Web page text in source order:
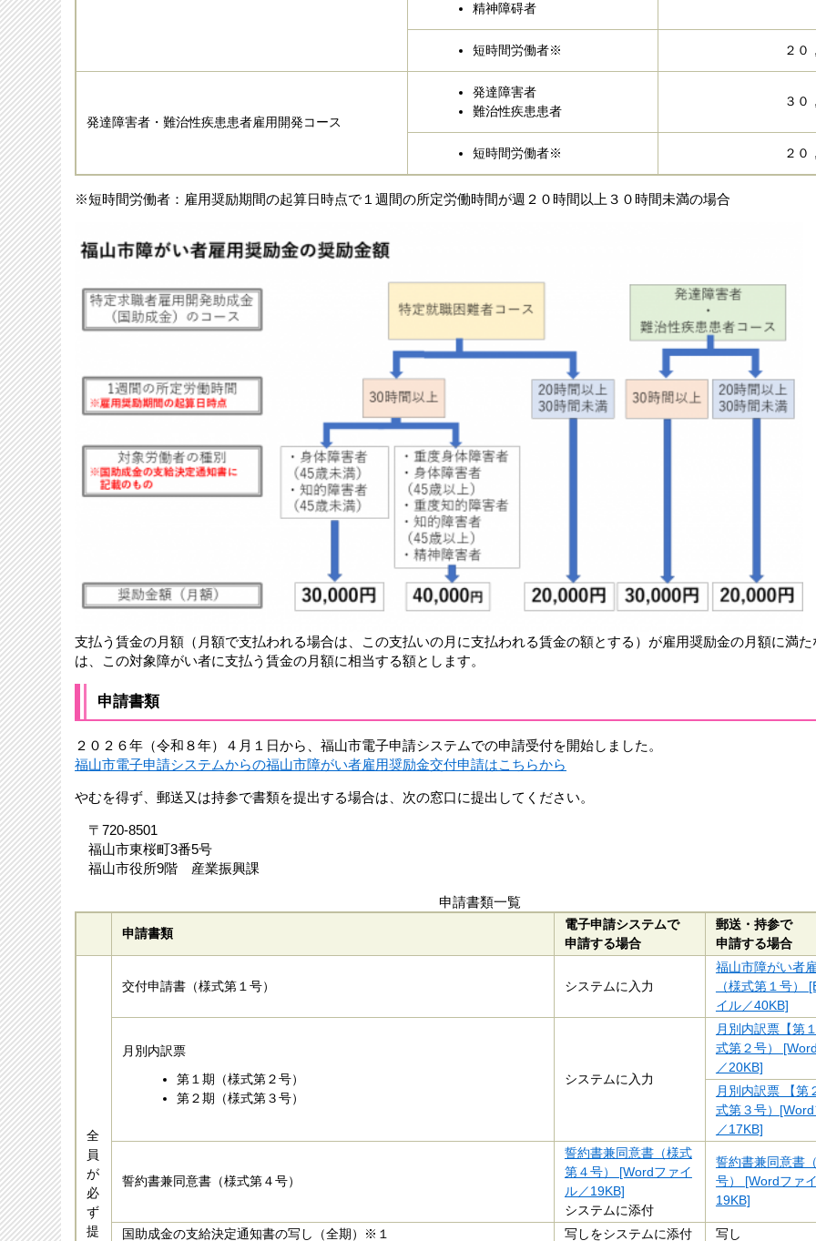
精神障碍者
短時間労働者※ ２０
発達障害者・難治性疾患患者雇用開発コース
発達障害者
難治性疾患患者
３０
短時間労働者※ ２０
※短時間労働者：雇用奨励期間の起算日時点で１週間の所定労働時間が週２０時間以上３０時間未満の場合
支払う賃金の月額（月額で支払われる場合は、この支払いの月に支払われる賃金の額とする）が雇用奨励金の月額に満た
は、この対象障がい者に支払う賃金の月額に相当する額とします。
申請書類
２０２６年（令和８年）４月１日から、福山市電子申請システムでの申請受付を開始しました。
福山市電子申請システムからの福山市障がい者雇用奨励金交付申請はこちらから
やむを得ず、郵送又は持参で書類を提出する場合は、次の窓口に提出してください。
〒720-8501
福山市東桜町3番5号
福山市役所9階 産業振興課
申請書類一覧
申請書類
電子申請システムで
申請する場合
郵送・持参で
申請する場合
全
員
が
必
ず
提
交付申請書（様式第１号） システムに入力
福山市障がい者
（様式第１号）
イル／40KB]
月別内訳票
第１期（様式第２号）
第２期（様式第３号）
システムに入力
月別内訳票【第
式第２号）
／20KB]
月別内訳票 【第
式第３号）
／17KB]
誓約書兼同意書（様式第４号）
誓約書兼同意書（様式
第４号） [Wordファイ
ル／19KB]
システムに添付
誓約書兼同意書
号） [Wordファ
19KB]
国助成金の支給決定通知書の写し（全期）※１ 写しをシステムに添付 写し